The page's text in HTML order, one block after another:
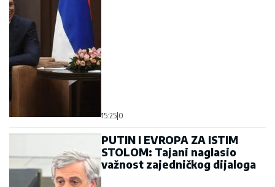
15:25 0
PUTIN I EVROPA ZA ISTIM
STOLOM: Tajani naglasio
važnost zajedničkog dijaloga